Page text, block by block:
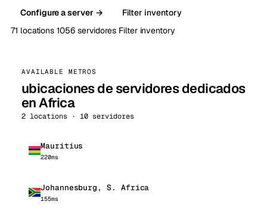
Configure a server →
Filter inventory
71 locations 1056 servidores Filter inventory
AVAILABLE METROS
ubicaciones de servidores dedicados
en Africa
2 locations · 10 servidores
Mauritius
220ms
Johannesburg, S. Africa
155ms